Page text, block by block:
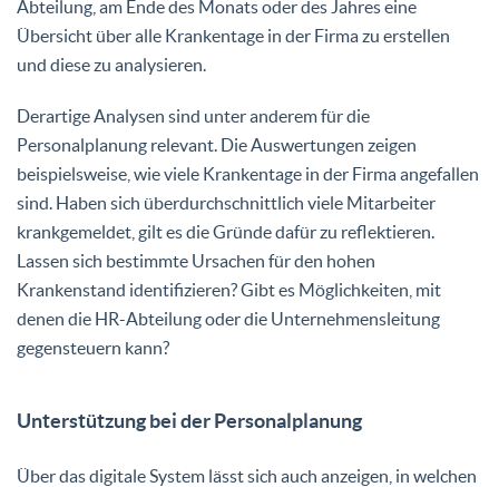
Abteilung, am Ende des Monats oder des Jahres eine
Übersicht über alle Krankentage in der Firma zu erstellen
und diese zu analysieren.
Derartige Analysen sind unter anderem für die
Personalplanung relevant. Die Auswertungen zeigen
beispielsweise, wie viele Krankentage in der Firma angefallen
sind. Haben sich überdurchschnittlich viele Mitarbeiter
krankgemeldet, gilt es die Gründe dafür zu reflektieren.
Lassen sich bestimmte Ursachen für den hohen
Krankenstand identifizieren? Gibt es Möglichkeiten, mit
denen die HR-Abteilung oder die Unternehmensleitung
gegensteuern kann?
Unterstützung bei der Personalplanung
Über das digitale System lässt sich auch anzeigen, in welchen